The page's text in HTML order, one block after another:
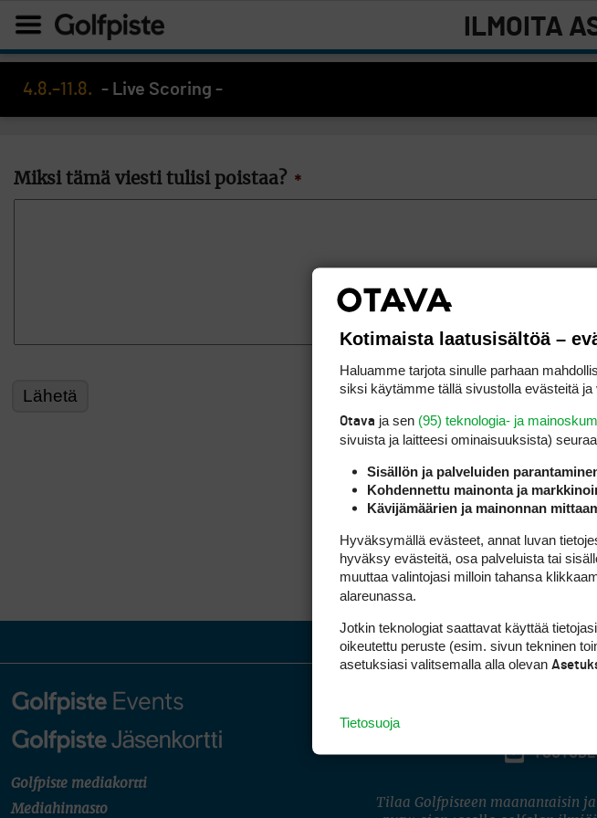
ILMOITA
4.8.–11.8. - Live Scoring -
Miksi tämä viesti tulisi poistaa? *
Golfpiste mediakortti
Mediahinnasto
YOUTUBE
Tilaa Golfpisteen maanantaisin
Kotimaista laatusisältöä –
Haluamme tarjota sinulle parhaan
siksi käytämme tällä sivustolla evästeitä ja
Otava ja sen (95) teknologia- ja
sivuista ja laitteesi ominaisuuk­sista)
Sisällön ja palveluiden
Kohdennettu mainonta ja
Kävijämäärien ja mainonnan
Hyväksymällä evästeet, annat luvan
hyväksy evästeitä, osa palveluista tai
muuttaa valintojasi milloin tahansa
alareunassa.
Jotkin teknologiat saattavat käyttää
oikeutettu peruste (esim. sivun tekninen
asetuksiasi valitsemalla alla olevan
Tietosuoja